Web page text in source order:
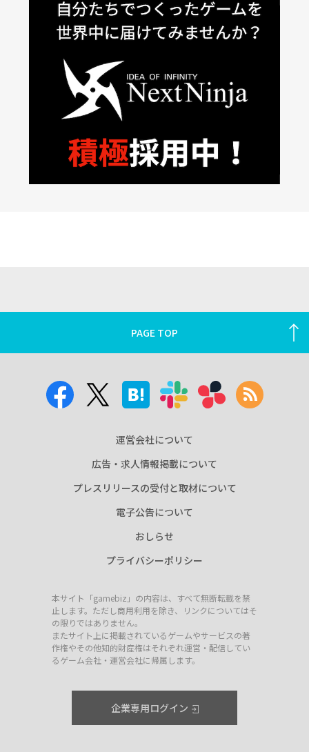
PAGE TOP
運営会社について
広告・求人情報掲載について
プレスリリースの受付と取材について
電子公告について
おしらせ
プライバシーポリシー
本サイト「gamebiz」の内容は、すべて無断転載を禁
止します。ただし商用利用を除き、リンクについてはそ
の限りではありません。
またサイト上に掲載されているゲームやサービスの著
作権やその他知的財産権はそれぞれ運営・配信してい
るゲーム会社・運営会社に帰属します。
企業専用ログイン